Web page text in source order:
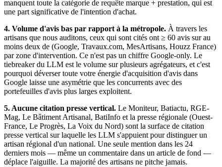
manquent toute la catégorie de requête marque + prestation, qui est
une part significative de l'intention d'achat.
4. Volume d'avis bas par rapport à la métropole. À travers les
artisans que nous auditons, ceux qui sont cités ont ≥ 60 avis sur au
moins deux de (Google, Travaux.com, MesArtisans, Houzz France)
par zone d'intervention. Ce n'est pas un chiffre Google-only. Le
tiebreaker du LLM est le volume sur plusieurs agrégateurs, et c'est
pourquoi déverser toute votre énergie d'acquisition d'avis dans
Google laisse une asymétrie que les concurrents avec des
portefeuilles d'avis plus larges exploitent.
5. Aucune citation presse vertical. Le Moniteur, Batiactu, RGE-
Mag, Le Bâtiment Artisanal, BatiInfo et la presse régionale (Ouest-
France, Le Progrès, La Voix du Nord) sont la surface de citation
presse vertical sur laquelle les LLM s'appuient pour distinguer un
artisan régional d'un national. Une seule mention dans les 24
derniers mois — même un commentaire dans un article de fond —
déplace l'aiguille. La majorité des artisans ne pitche jamais.